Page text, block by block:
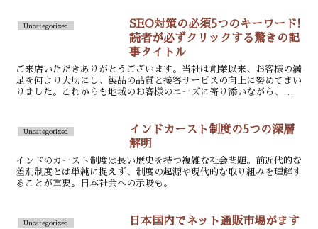
Uncategorized
SEO対策の必須5つのキーワード!
読者が必ずクリックする驚きの記
事タイトル
ご来店いただきありがとうございます。当社は創業以来、お客様の満
足を何より大切にし、製品の品質と接客サービスの向上に努めてまい
りました。これからも地域のお客様のニーズに寄り添いながら、信頼
Uncategorized
インドカースト制度の5つの深層
解明
インドのカースト制度は長い歴史を持つ複雑な社会問題。前近代的な
差別制度とは単純に捉えず、制度の起源や現代的な取り組みを理解す
ることが重要。日本社会への示唆も。
Uncategorized
日本国内でネット通販市場がます